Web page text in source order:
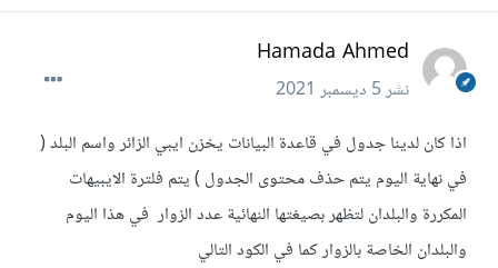
Hamada Ahmed
نشر5 ديسمبر 2021
اذا كان لدينا جدول في قاعدة البيانات يخزن ايبي الزائر واسم البلد (
في نهاية اليوم يتم حذف محتوى الجدول ) يتم فلترة الايبيهات
المكررة والبلدان لتظهر بصيغتها النهائية عدد الزوار في هذا اليوم
والبلدان الخاصة بالزوار كما في الكود التالي